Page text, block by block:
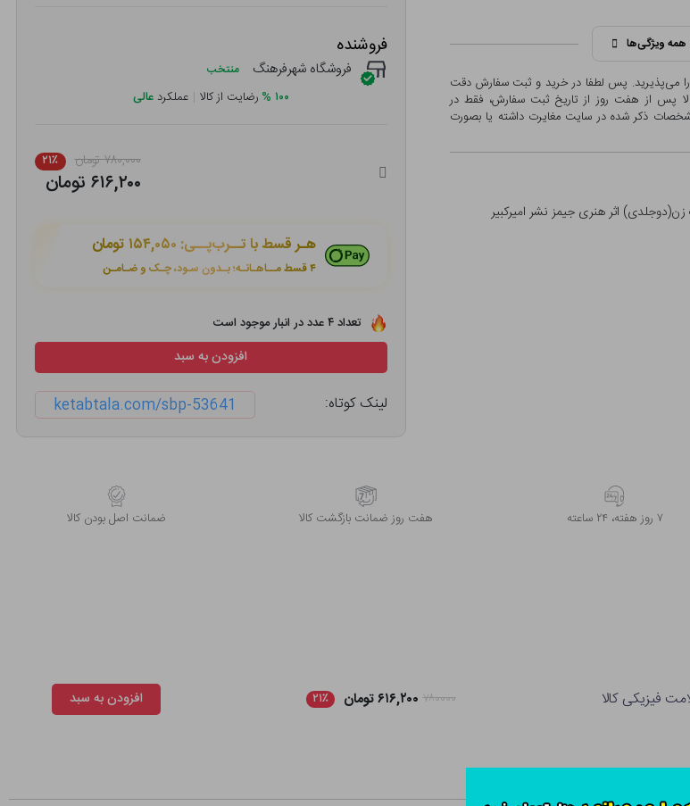
ویژگی‌ها
می‌پذیرید. پس لطفا در خرید و ثبت سفارش دقت
پس از هفت روز از تاریخ ثبت سفارش، فقط در
ذکر شده در سایت مغایرت داشته یا بصورت
فروشنده
فروشگاه شهرفرهنگ منتخب
۱۰۰ % رضایت از کالا | عملکرد عالی
۷۸۰,۰۰۰ تومان ۲۱٪
۶۱۶,۲۰۰ تومان
هـر قسط با تــرب‌پــی: ۱۵۴,۰۵۰ تومان
۴ قسط مــاهـانـه؛ بـدون سـود، چـک و ضـامـن
تعداد ۴ عدد در انبار موجود است
افزودن به سبد
لینک کوتاه: ketabtala.com/sbp-53641
۷ روز ﻫﻔﺘﻪ، ۲۴ ﺳﺎﻋﺘﻪ هفت روز ضمانت بازگشت کالا ﺿﻤﺎﻧﺖ اﺻﻞ ﺑﻮدن ﮐﺎﻟﺎ
فیزیکی کالا ۷۸۰۰۰۰ ۶۱۶,۲۰۰ تومان ۲۱٪ افزودن به سبد